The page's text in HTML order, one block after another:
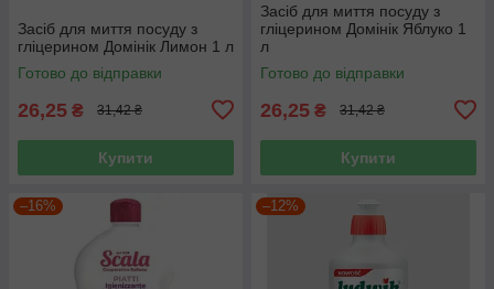
Засіб для миття посуду з
гліцерином Домінік Лимон 1 л
Готово до відправки
26,25 ₴ 31,42 ₴
Купити
Засіб для миття посуду з
гліцерином Домінік Яблуко 1
л
Готово до відправки
26,25 ₴ 31,42 ₴
Купити
–16% –12%